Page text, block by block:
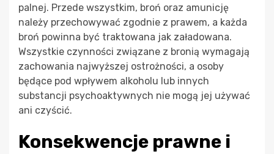
palnej. Przede wszystkim, broń oraz amunicję
należy przechowywać zgodnie z prawem, a każda
broń powinna być traktowana jak załadowana.
Wszystkie czynności związane z bronią wymagają
zachowania najwyższej ostrożności, a osoby
będące pod wpływem alkoholu lub innych
substancji psychoaktywnych nie mogą jej używać
ani czyścić.
Konsekwencje prawne i